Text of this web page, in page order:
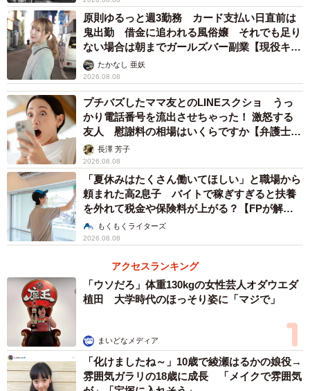
傷病手当金を申請できるタイミングは、「欠勤して給与の
支払いがなかった期間（実績）」が確定した後に行う「事
後申請」が基本となります。つまり傷病手当金が実際に手
元に入るのは、申請から2週間〜1カ月後になるため、注意
が必要です。
申請は「1カ月単位」で区切ることが多いため、休職を開
始した月の翌月、会社の給与締切日が過ぎて「給与が支払
われていないこと」が証明されたタイミングで、最初の申
請を行うのがスムーズです。また、長期の休職になる場合
は、1カ月（賃金計算期間）ごとにまとめて申請するのが一
般的です。
スムーズな復帰を支える「リワーク（復職支
援）」
復職をする際、いきなりフルタイム勤務に戻ることは再発
のリスクを高めます。それは、自宅生活だけでは対人刺激
が少なく、業務における負荷に慣れていない状態であり、
「休んだ分を取り戻さなければいけない」「周囲に迷惑を
原則ゆるっと週3勤務 カード支払い日直前は
鬼出勤 借金に追われる風俗嬢 それでも足り
ない場合は朝までガールズバー副業【現役キャ
ストに取材】
たかなし 亜妖
2026.08.08
プチバズしたママ友とのLINEスクショ うっ
かり電話番号を流出させちゃった！ 激怒する
友人 慰謝料の相場はいくらですか【弁護士が
解説】長澤 芳子
2026.08.08
「夏休みはたくさん働いてほしい」と職場から
頼まれた高2息子 バイトで稼ぎすぎると扶養
を外れて税金や保険料が上がる？【FPが解
説】もくもくライターズ
2026.08.08
アクセスランキング
「ウソだろ」体重130kgの女性芸人オダウエダ
植田 大学時代のほっそり姿に「マジで」
まいどなメディア
「化けましたね～」10歳で綾瀬はるかの娘役→
雰囲気ガラリの18歳に成長 「メイクで雰囲気